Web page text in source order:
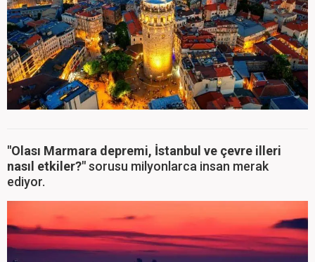
"Olası Marmara depremi, İstanbul ve çevre illeri
nasıl etkiler?"sorusu milyonlarca insan merak
ediyor.